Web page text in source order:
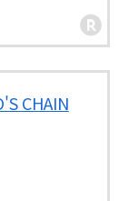
CHAIN